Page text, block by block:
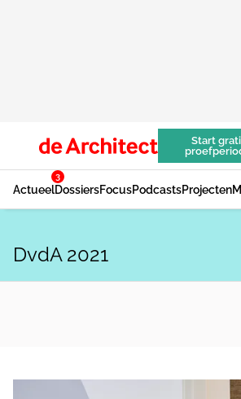
Start
Actueel
3
DossiersFocusPodcastsProjecten
DvdA 2021